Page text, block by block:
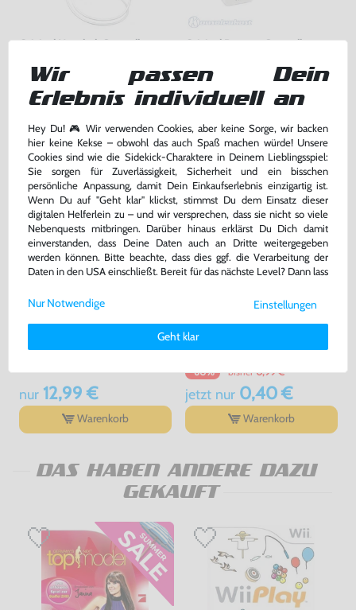
Original Nunchuk Controller
sehr guter Zustand, gebraucht
jetzt nur8,79 €
Warenkorb
Original Remote Controller
gebraucht
nur22,99 €
Warenkorb
Original Nunchuk Controller
nur12,99 €
Warenkorb
Original Schutzhülle / Skin /
Sleeve / Cover für Remote
#transp.
-60% bisher 0,99 €
jetzt nur0,40 €
Warenkorb
DAS HABEN ANDERE DAZU
GEKAUFT
Wir passen Dein
Erlebnis individuell an
Hey Du! 🎮 Wir verwenden Cookies, aber keine Sorge, wir backen
hier keine Kekse – obwohl das auch Spaß machen würde! Unsere
Cookies sind wie die Sidekick-Charaktere in Deinem Lieblingsspiel:
Sie sorgen für Zuverlässigkeit, Sicherheit und ein bisschen
persönliche Anpassung, damit Dein Einkaufserlebnis einzigartig ist.
Wenn Du auf "Geht klar" klickst, stimmst Du dem Einsatz dieser
digitalen Helferlein zu – und wir versprechen, dass sie nicht so viele
Nebenquests mitbringen. Darüber hinaus erklärst Du Dich damit
einverstanden, dass Deine Daten auch an Dritte weitergegeben
werden können. Bitte beachte, dass dies ggf. die Verarbeitung der
Daten in den USA einschließt. Bereit für das nächste Level? Dann lass
Weitere Informationen zu den von uns verwendeten Cookies und
Deinen Rechten als Nutzer findest Du in unsererDaten­schutz­
Impressum.
Einstellungen
Geht klar
Nur Notwendige